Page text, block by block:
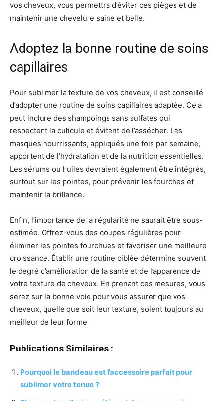
vos cheveux, vous permettra d’éviter ces pièges et de
maintenir une chevelure saine et belle.
Adoptez la bonne routine de soins
capillaires
Pour sublimer la texture de vos cheveux, il est conseillé
d’adopter une routine de soins capillaires adaptée. Cela
peut inclure des shampoings sans sulfates qui
respectent la cuticule et évitent de l’assécher. Les
masques nourrissants, appliqués une fois par semaine,
apportent de l’hydratation et de la nutrition essentielles.
Les sérums ou huiles devraient également être intégrés,
surtout sur les pointes, pour prévenir les fourches et
maintenir la brillance.
Enfin, l’importance de la régularité ne saurait être sous-
estimée. Offrez-vous des coupes régulières pour
éliminer les pointes fourchues et favoriser une meilleure
croissance. Établir une routine ciblée détermine souvent
le degré d’amélioration de la santé et de l’apparence de
votre texture de cheveux. En prenant ces mesures, vous
serez sur la bonne voie pour vous assurer que vos
cheveux, quelle que soit leur texture, soient toujours au
meilleur de leur forme.
Publications Similaires :
Pourquoi le bandeau est l’accessoire parfait pour
sublimer votre tenue ?